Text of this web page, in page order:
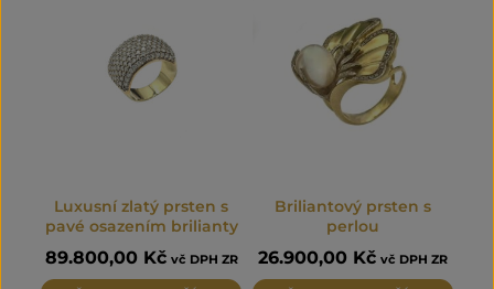
Luxusní zlatý prsten s
pavé osazením brilianty
89.800,00 Kč vč DPH ZR
Briliantový prsten s
perlou
26.900,00 Kč vč DPH ZR